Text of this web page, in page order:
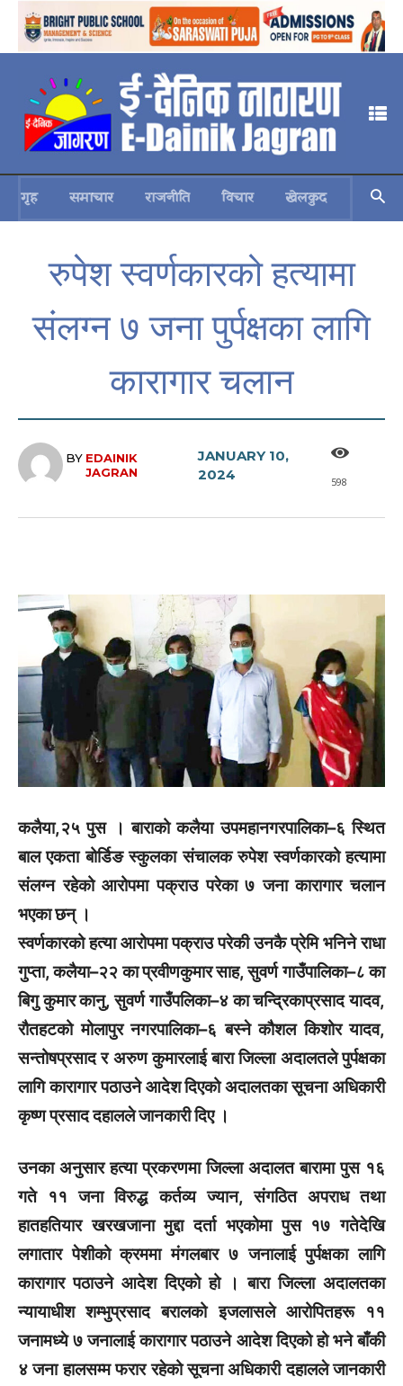
गृह समाचार राजनीति विचार खेलकुद स्वास्थ्य
रुपेश स्वर्णकारको हत्यामा
संलग्न ७ जना पुर्पक्षका लागि
कारागार चलान
BY EDAINIK
JAGRAN
JANUARY 10,
2024
598
कलैया,२५ पुस । बाराको कलैया उपमहानगरपालिका–६ स्थित
बाल एकता बोर्डिङ स्कुलका संचालक रुपेश स्वर्णकारको हत्यामा
संलग्न रहेको आरोपमा पक्राउ परेका ७ जना कारागार चलान
भएका छन् ।
स्वर्णकारको हत्या आरोपमा पक्राउ परेकी उनकै प्रेमि भनिने राधा
गुप्ता, कलैया–२२ का प्रवीणकुमार साह, सुवर्ण गाउँपालिका–८ का
बिगु कुमार कानु, सुवर्ण गाउँपलिका–४ का चन्द्रिकाप्रसाद यादव,
रौतहटको मोलापुर नगरपालिका–६ बस्ने कौशल किशोर यादव,
सन्तोषप्रसाद र अरुण कुमारलाई बारा जिल्ला अदालतले पुर्पक्षका
लागि कारागार पठाउने आदेश दिएको अदालतका सूचना अधिकारी
कृष्ण प्रसाद दहालले जानकारी दिए ।
उनका अनुसार हत्या प्रकरणमा जिल्ला अदालत बारामा पुस १६
गते ११ जना विरुद्ध कर्तव्य ज्यान, संगठित अपराध तथा
हातहतियार खरखजाना मुद्दा दर्ता भएकोमा पुस १७ गतेदेखि
लगातार पेशीको क्रममा मंगलबार ७ जनालाई पुर्पक्षका लागि
कारागार पठाउने आदेश दिएको हो । बारा जिल्ला अदालतका
न्यायाधीश शम्भुप्रसाद बरालको इजलासले आरोपितहरू ११
जनामध्ये ७ जनालाई कारागार पठाउने आदेश दिएको हो भने बाँकी
४ जना हालसम्म फरार रहेको सूचना अधिकारी दहालले जानकारी